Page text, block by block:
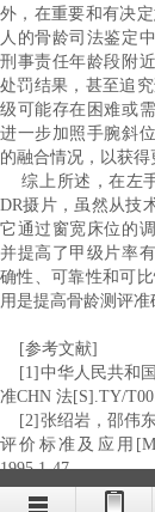
外，在重要和有决
人的骨龄司法鉴定
刑事责任年龄段附
处罚结果，甚至追
级可能存在困难或
进一步加照手腕斜
的融合情况，以获得
综上所述，在左
DR摄片，虽然从技
它通过窗宽床位的
并提高了甲级片率
确性、可靠性和可
用是提高骨龄测评准
[参考文献]
[1] 中华人民共和
准CHN 法[S].TY/
[2] 张绍岩，邵伟
评价标准及应用
1995.1-47.
[3]Tanner